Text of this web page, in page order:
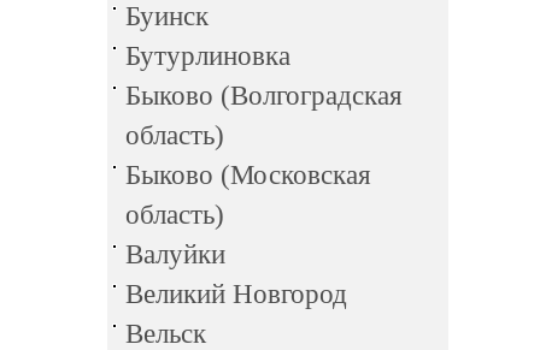
Буинск
Бутурлиновка
Быково (Волгоградская
область)
Быково (Московская
область)
Валуйки
Великий Новгород
Вельск